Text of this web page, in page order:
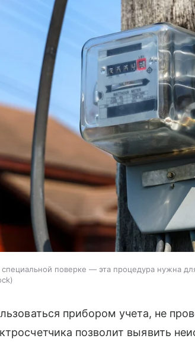
поверке — эта процедура нужна
прибором учета, не
позволит выявить